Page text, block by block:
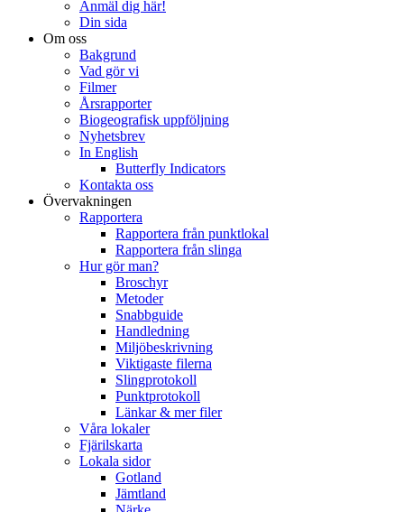
Anmäl dig här!
Din sida
Om oss
Bakgrund
Vad gör vi
Filmer
Årsrapporter
Biogeografisk uppföljning
Nyhetsbrev
In English
Butterfly Indicators
Kontakta oss
Övervakningen
Rapportera
Rapportera från punktlokal
Rapportera från slinga
Hur gör man?
Broschyr
Metoder
Snabbguide
Handledning
Miljöbeskrivning
Viktigaste filerna
Slingprotokoll
Punktprotokoll
Länkar & mer filer
Våra lokaler
Fjärilskarta
Lokala sidor
Gotland
Jämtland